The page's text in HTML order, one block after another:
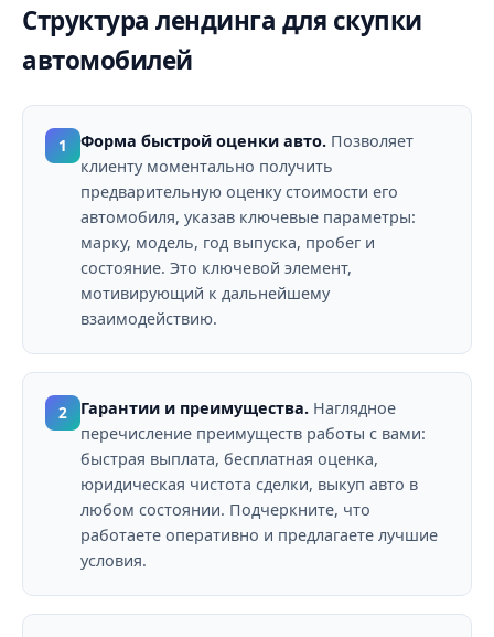
Структура лендинга для скупки
автомобилей
1 Форма быстрой оценки авто. Позволяет
клиенту моментально получить
предварительную оценку стоимости его
автомобиля, указав ключевые параметры:
марку, модель, год выпуска, пробег и
состояние. Это ключевой элемент,
мотивирующий к дальнейшему
взаимодействию.
2 Гарантии и преимущества. Наглядное
перечисление преимуществ работы с вами:
быстрая выплата, бесплатная оценка,
юридическая чистота сделки, выкуп авто в
любом состоянии. Подчеркните, что
работаете оперативно и предлагаете лучшие
условия.